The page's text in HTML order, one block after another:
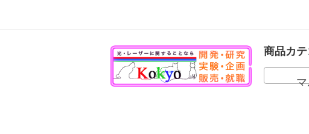
商
に
は
複
数
商品カ
マル